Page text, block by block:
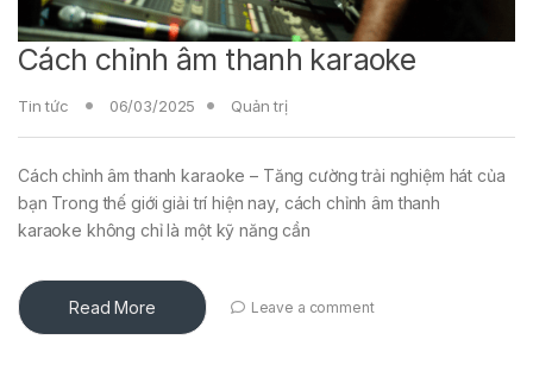
Cách chỉnh âm thanh karaoke
Tin tức 06/03/2025 Quản trị
Cách chỉnh âm thanh karaoke – Tăng cường trải nghiệm hát của
bạn Trong thế giới giải trí hiện nay, cách chỉnh âm thanh
karaoke không chỉ là một kỹ năng cần
Read More Leave a comment